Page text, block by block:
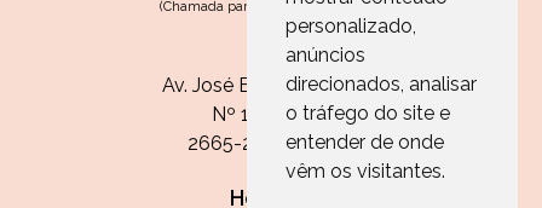
personalizado,
anúncios
direcionados, analisar
o tráfego do site e
entender de onde
vêm os visitantes.
(Chamada para a rede fixa nacional)
Loja
Av. José Batista Antunes
Nº 11, Loja 10
2665-236 Malveira
Horário: